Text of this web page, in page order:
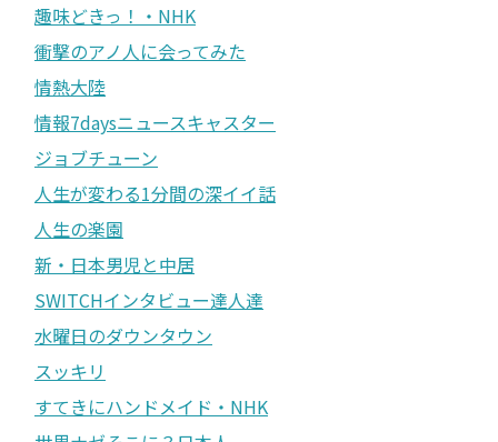
趣味どきっ！・NHK
衝撃のアノ人に会ってみた
情熱大陸
情報7daysニュースキャスター
ジョブチューン
人生が変わる1分間の深イイ話
人生の楽園
新・日本男児と中居
SWITCHインタビュー達人達
水曜日のダウンタウン
スッキリ
すてきにハンドメイド・NHK